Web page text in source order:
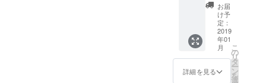
像はあ
くまで
サンプ
ルの
為、実
物と仕
上がり
が異な
(月) 場
所 新宿
WildSid
eTokyo
OPEN1
9:00 /
START
20:00
ない限
定パー
カーで
す。 こ
れを来
て自分
はアイ
リフ
ドーパ
お届
け予
定：
2019
年01
月
詳細を見る
こ
の
リ
タ
ー
ン
を
選